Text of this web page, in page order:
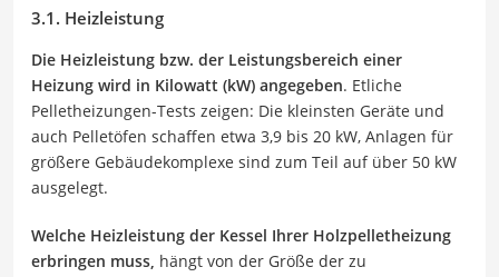
3.1. Heizleistung
Die Heizleistung bzw. der Leistungsbereich einer
Heizung wird in Kilowatt (kW) angegeben. Etliche
Pelletheizungen-Tests zeigen: Die kleinsten Geräte und
auch Pelletöfen schaffen etwa 3,9 bis 20 kW, Anlagen für
größere Gebäudekomplexe sind zum Teil auf über 50 kW
ausgelegt.
Welche Heizleistung der Kessel Ihrer Holzpelletheizung
erbringen muss, hängt von der Größe der zu